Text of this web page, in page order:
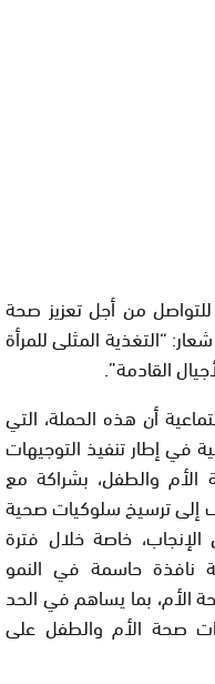
للتواصل من أجل تعزيز صحة
“التغذية المثلى للمرأة
القادمة”.
أن هذه الحملة، التي
في إطار تنفيذ التوجيهات
الأم والطفل، بشراكة مع
إلى ترسيخ سلوكيات صحية
خاصة خلال فترة
نافذة حاسمة في النمو
بما يساهم في الحد
صحة الأم والطفل على